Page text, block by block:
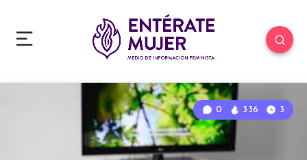
0 336 3